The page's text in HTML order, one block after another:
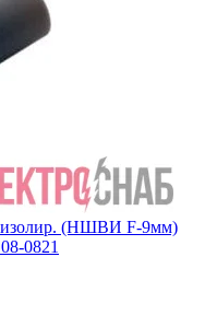
изолир. (НШВИ F-9мм)
0821